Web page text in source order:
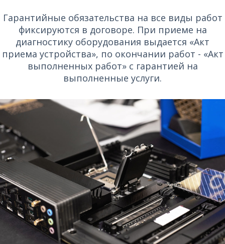
Гарантийные обязательства на все виды работ
фиксируются в договоре. При приеме на
диагностику оборудования выдается «Акт
приема устройства», по окончании работ - «Акт
выполненных работ» с гарантией на
выполненные услуги.